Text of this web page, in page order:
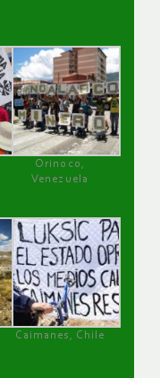
Orinoco,
Venezuela
Caimanes, Chile